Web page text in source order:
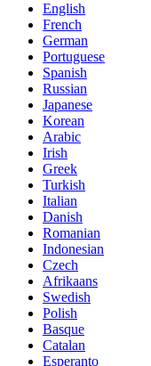
English
French
German
Portuguese
Spanish
Russian
Japanese
Korean
Arabic
Irish
Greek
Turkish
Italian
Danish
Romanian
Indonesian
Czech
Afrikaans
Swedish
Polish
Basque
Catalan
Esperanto